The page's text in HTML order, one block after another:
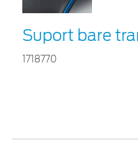
Suport bare
1718770